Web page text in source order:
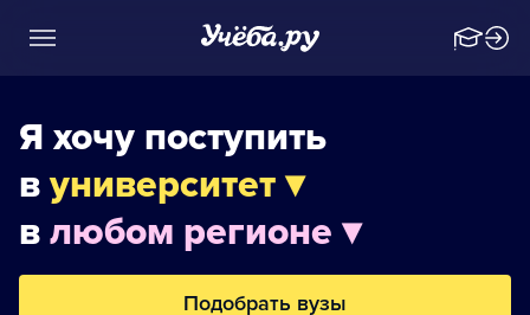
Я хочу поступить
в университет ▾
в любом регионе ▾
Подобрать вузы